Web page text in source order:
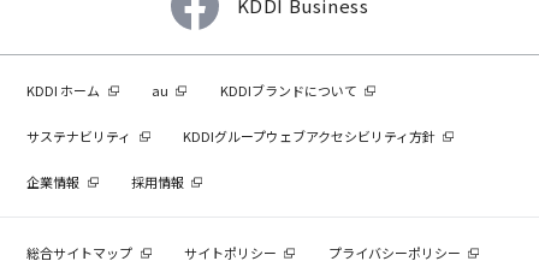
KDDI Business
KDDI ホーム au KDDIブランドについて
サステナビリティ KDDIグループウェブアクセシビリティ方針
企業情報 採用情報
総合サイトマップ サイトポリシー プライバシーポリシー